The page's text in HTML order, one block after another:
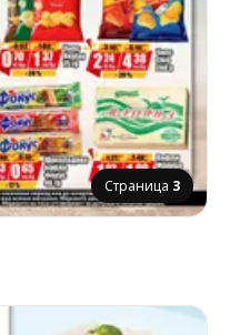
Страница 3